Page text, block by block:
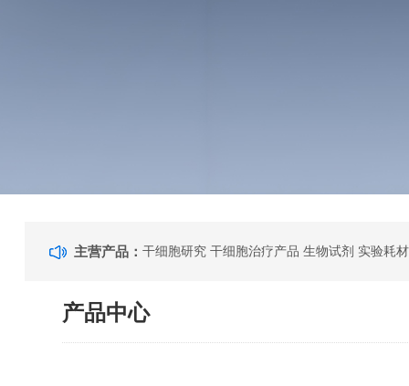
主营产品：干细胞研究 干细胞治疗产品 生物试剂 实验耗
产品中心